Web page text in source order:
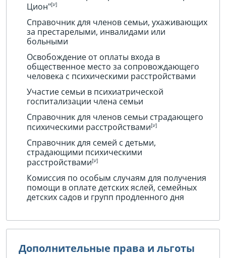
Цион"
Справочник для членов семьи, ухаживающих
за престарелыми, инвалидами или
больными
Освобождение от оплаты входа в
общественное место за сопровождающего
человека с психическими расстройствами
Участие семьи в психиатрической
госпитализации члена семьи
Справочник для членов семьи страдающего
психическими расстройствами
Справочник для семей с детьми,
страдающими психическими
расстройствами
Комиссия по особым случаям для получения
помощи в оплате детских яслей, семейных
детских садов и групп продленного дня
Дополнительные права и льготы